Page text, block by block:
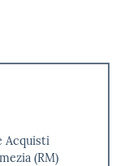
Acquisti
(RM)